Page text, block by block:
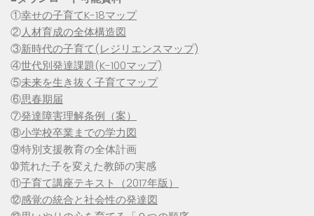
①幸せの子育てK-18マップ
②人材育成の全体構造図
③新時代の子育て(レジリエンスマップ)
④世代別発達課題(K-100マップ)
⑤未来を生き抜く子育てマップ
⑥思春期届
⑦発達障害理解条例（案）
⑧小学校卒業までの学力図
⑨特別支援教育の全体計画
➉荒れた子を変えた教師の実感
⑪子育て講座テキスト（2017年版）
⑫感覚の統合と社会性の発達図